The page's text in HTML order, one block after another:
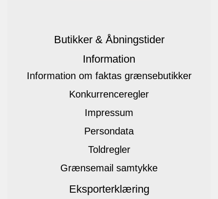
Butikker & Åbningstider
Information
Information om faktas grænsebutikker
Konkurrenceregler
Impressum
Persondata
Toldregler
Grænsemail samtykke
Eksporterklæring